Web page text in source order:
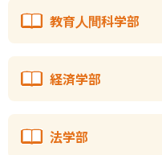
教育人間科学部
経済学部
法学部